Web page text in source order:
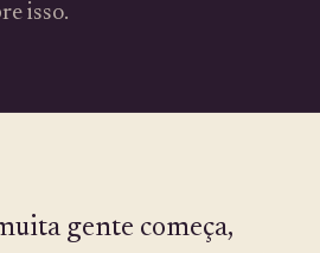
isso.
gente começa,